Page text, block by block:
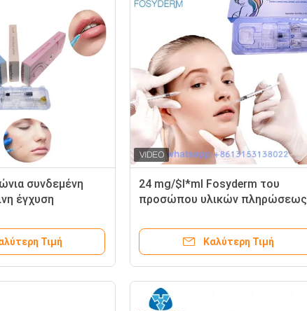
συνδεμένη
έγχυση
Τιμή
24 mg/$l*ml Fosyderm του
προσώπου υλικών πληρώσεως
πηκτωμάτων υλικών
πληρώσεως Hyaluronic όξινες
Καλύτερη Τιμή